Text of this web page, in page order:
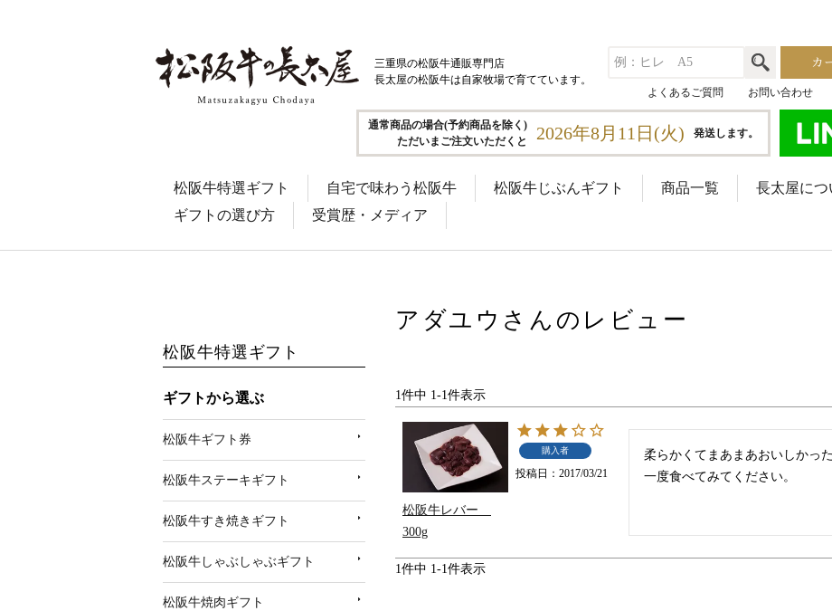
三重県の松阪牛通販専門店
長太屋の松阪牛は自家牧場で育てています。
よくあるご質問
お問い合わせ
通常商品の場合(予約商品を除く)
ただいまご注文いただくと
2026年8月11日(火) 発送します。
松阪牛特選ギフト 自宅で味わう松阪牛 松阪牛じぶんギフト 商品一覧 長太屋につ
ギフトの選び方
受賞歴・メディア
松阪牛特選ギフト
ギフトから選ぶ
松阪牛ギフト券
松阪牛ステーキギフト
松阪牛すき焼きギフト
松阪牛しゃぶしゃぶギフト
松阪牛焼肉ギフト
アダユウさんのレビュー
1件中 1-1件表示
松阪牛レバー
300g
購入者
投稿日 2017/03/21
柔らかくてまあまあおいしかった
一度食べてみてください。
1 件中 1 -1 件表示